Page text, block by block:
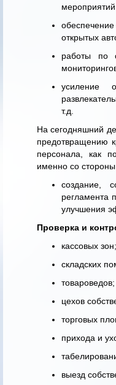
открытых
работы по
усиление
т.д.
На сегодняшний
предотвращению
персонала, как
именно со стороны
создание,
регламента
улучшения
Проверка и
кассовых зон;
складских
товароведов;
цехов
торговых
прихода и
выезд